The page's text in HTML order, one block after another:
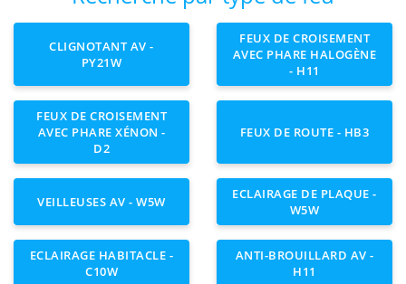
CLIGNOTANT AV -
PY21W
FEUX DE CROISEMENT
AVEC PHARE HALOGÈNE
- H11
FEUX DE CROISEMENT
AVEC PHARE XÉNON -
D2
FEUX DE ROUTE - HB3
VEILLEUSES AV - W5W
ECLAIRAGE DE PLAQUE -
W5W
ECLAIRAGE HABITACLE -
C10W
ANTI-BROUILLARD AV -
H11